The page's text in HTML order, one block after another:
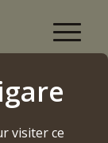
2024
Sun Grown
visiter ce